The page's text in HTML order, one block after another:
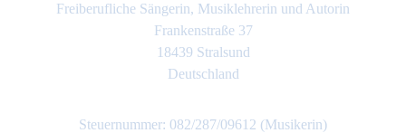
Freiberufliche Sängerin, Musiklehrerin und Autorin
Frankenstraße 37
18439 Stralsund
Deutschland
Steuernummer: 082/287/09612 (Musikerin)